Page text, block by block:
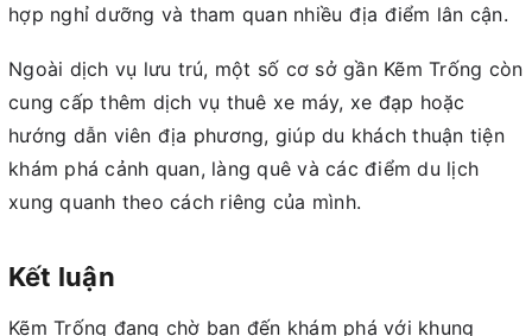
hợp nghỉ dưỡng và tham quan nhiều địa điểm lân cận.
Ngoài dịch vụ lưu trú, một số cơ sở gần Kẽm Trống còn
cung cấp thêm dịch vụ thuê xe máy, xe đạp hoặc
hướng dẫn viên địa phương, giúp du khách thuận tiện
khám phá cảnh quan, làng quê và các điểm du lịch
xung quanh theo cách riêng của mình.
Kết luận
Kẽm Trống đang chờ bạn đến khám phá với khung